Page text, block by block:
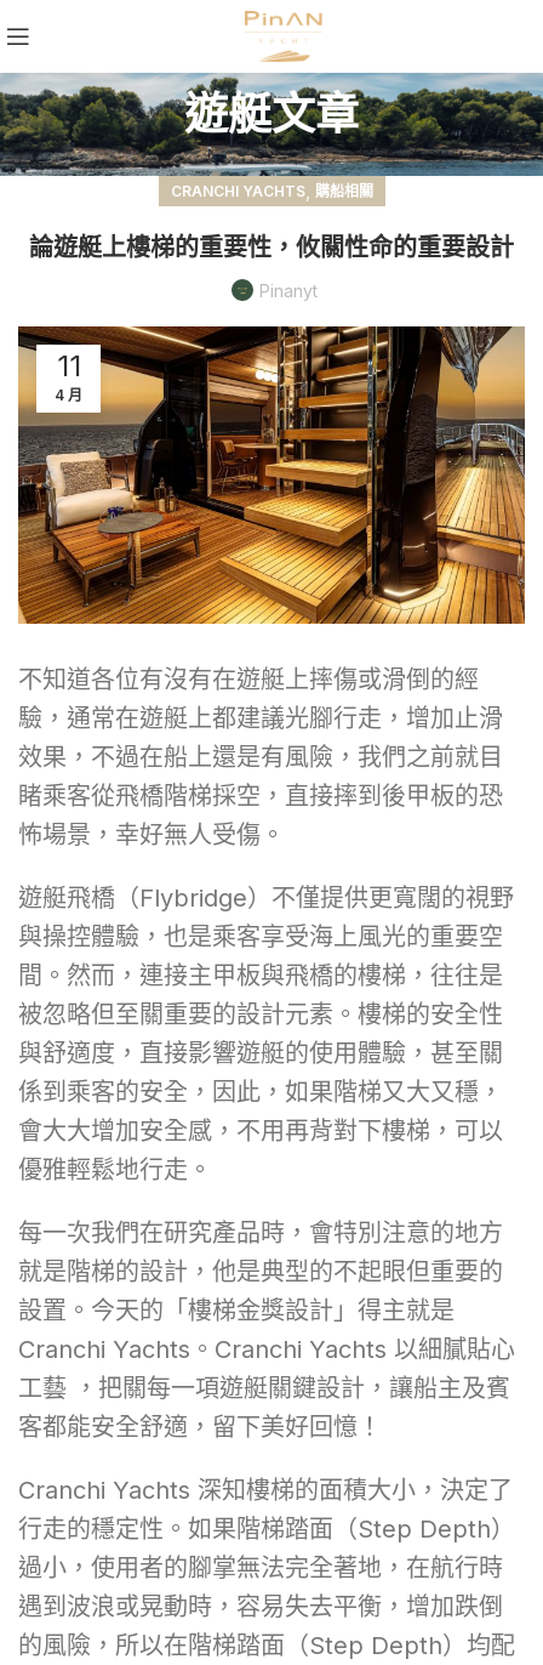
遊艇文章
CRANCHI YACHTS, 購船相關
論遊艇上樓梯的重要性，攸關性命的重要設計
Pinanyt
11
4 月
不知道各位有沒有在遊艇上摔傷或滑倒的經
驗，通常在遊艇上都建議光腳行走，增加止滑
效果，不過在船上還是有風險，我們之前就目
睹乘客從飛橋階梯採空，直接摔到後甲板的恐
怖場景，幸好無人受傷。
遊艇飛橋（Flybridge）不僅提供更寬闊的視野
與操控體驗，也是乘客享受海上風光的重要空
間。然而，連接主甲板與飛橋的樓梯，往往是
被忽略但至關重要的設計元素。樓梯的安全性
與舒適度，直接影響遊艇的使用體驗，甚至關
係到乘客的安全，因此，如果階梯又大又穩，
會大大增加安全感，不用再背對下樓梯，可以
優雅輕鬆地行走。
每一次我們在研究產品時，會特別注意的地方
就是階梯的設計，他是典型的不起眼但重要的
設置。今天的「樓梯金獎設計」得主就是
Cranchi Yachts。Cranchi Yachts 以細膩貼心
工藝 ，把關每一項遊艇關鍵設計，讓船主及賓
客都能安全舒適，留下美好回憶！
Cranchi Yachts 深知樓梯的面積大小，決定了
行走的穩定性。如果階梯踏面（Step Depth）
過小，使用者的腳掌無法完全著地，在航行時
遇到波浪或晃動時，容易失去平衡，增加跌倒
的風險，所以在階梯踏面（Step Depth）均配